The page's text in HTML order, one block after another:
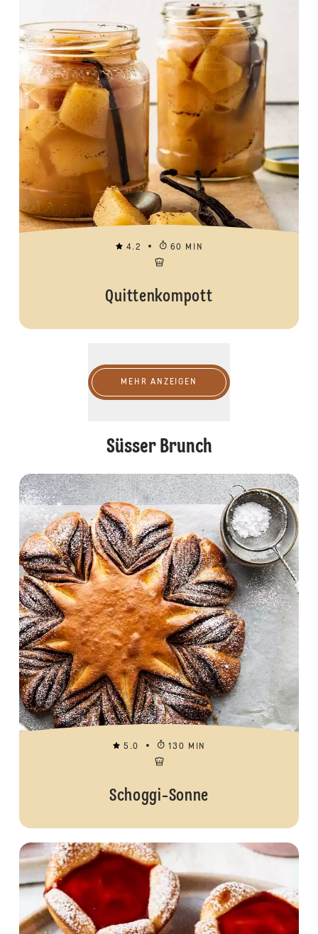
4.2 60 MIN
Quittenkompott
MEHR ANZEIGEN
Süsser Brunch
5.0 130 MIN
Schoggi-Sonne